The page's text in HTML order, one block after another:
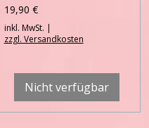
Preis
19,90 €
inkl. MwSt. |
zzgl. Versandkosten
Nicht verfügbar